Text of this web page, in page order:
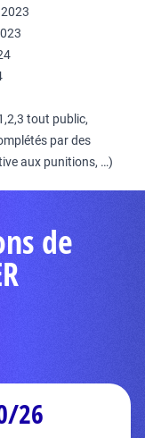
tout public,
par des
aux punitions, …)
de
26